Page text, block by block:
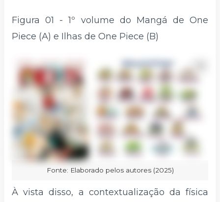
Figura 01 - 1º volume do Mangá de One
Piece (A) e Ilhas de One Piece (B)
Fonte: Elaborado pelos autores (2025)
À vista disso, a contextualização da física